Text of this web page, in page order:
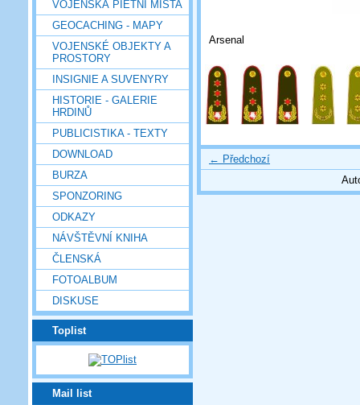
VOJENSKÁ PIETNÍ MÍSTA
GEOCACHING - MAPY
VOJENSKÉ OBJEKTY A
PROSTORY
INSIGNIE A SUVENYRY
HISTORIE - GALERIE
HRDINŮ
PUBLICISTIKA - TEXTY
DOWNLOAD
BURZA
SPONZORING
ODKAZY
NÁVŠTĚVNÍ KNIHA
ČLENSKÁ
FOTOALBUM
DISKUSE
Toplist
Mail list
Arsenal
← Předchozí